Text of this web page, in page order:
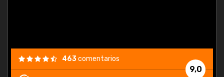
9,0
463comentarios